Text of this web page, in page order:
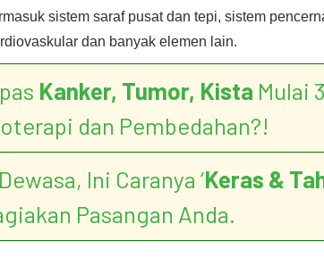
sistem saraf pusat dan tepi, sistem
dan banyak elemen lain.
Kanker, Tumor, Kista Mulai
dan Pembedahan?!
Ini Caranya ‘Keras &
Pasangan Anda.